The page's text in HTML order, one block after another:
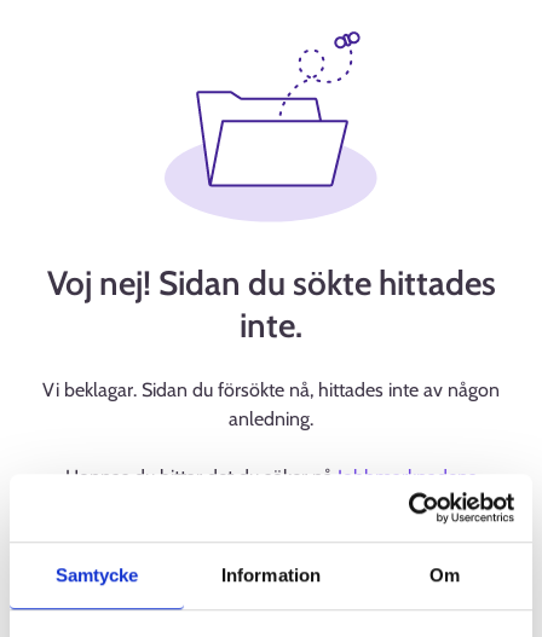
Samtycke Information Om
Voj nej! Sidan du sökte hittades
inte.
Vi beklagar. Sidan du försökte nå, hittades inte av någon
anledning.
Hoppas du hittar det du söker på Jobbmarknadens